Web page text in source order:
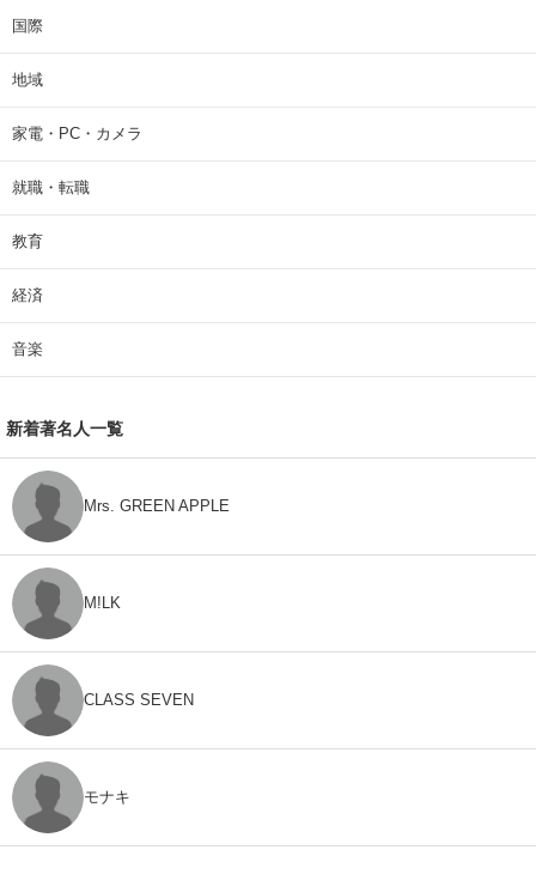
国際
地域
家電・PC・カメラ
就職・転職
教育
経済
音楽
新着著名人一覧
Mrs. GREEN APPLE
M!LK
CLASS SEVEN
モナキ